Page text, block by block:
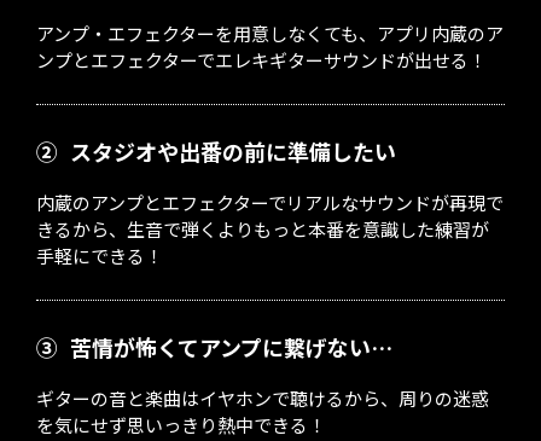
アンプ・エフェクターを用意しなくても、アプリ内蔵のア
ンプとエフェクターでエレキギターサウンドが出せる！
② スタジオや出番の前に準備したい
内蔵のアンプとエフェクターでリアルなサウンドが再現で
きるから、生音で弾くよりもっと本番を意識した練習が
手軽にできる！
③ 苦情が怖くてアンプに繋げない…
ギターの音と楽曲はイヤホンで聴けるから、周りの迷惑
を気にせず思いっきり熱中できる！